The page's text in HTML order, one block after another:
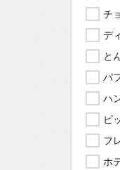
チ
デ
と
パ
ハ
ピ
フ
ホ